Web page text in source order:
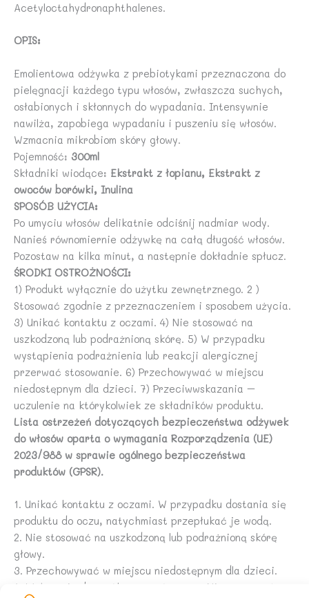
Acetyloctahydronaphthalenes.
OPIS:
Emolientowa odżywka z prebiotykami przeznaczona do
pielęgnacji każdego typu włosów, zwłaszcza suchych,
osłabionych i skłonnych do wypadania. Intensywnie
nawilża, zapobiega wypadaniu i puszeniu się włosów.
Wzmacnia mikrobiom skóry głowy.
Pojemność: 300ml
Składniki wiodące: Ekstrakt z łopianu, Ekstrakt z
owoców borówki, Inulina
SPOSÓB UŻYCIA:
Po umyciu włosów delikatnie odciśnij nadmiar wody.
Nanieś równomiernie odżywkę na całą długość włosów.
Pozostaw na kilka minut, a następnie dokładnie spłucz.
ŚRODKI OSTROŻNOŚCI:
1) Produkt wyłącznie do użytku zewnętrznego. 2 )
Stosować zgodnie z przeznaczeniem i sposobem użycia.
3) Unikać kontaktu z oczami. 4) Nie stosować na
uszkodzoną lub podrażnioną skórę. 5) W przypadku
wystąpienia podrażnienia lub reakcji alergicznej
przerwać stosowanie. 6) Przechowywać w miejscu
niedostępnym dla dzieci. 7) Przeciwwskazania –
uczulenie na którykolwiek ze składników produktu.
Lista ostrzeżeń dotyczących bezpieczeństwa odżywek
do włosów oparta o wymagania Rozporządzenia (UE)
2023/988 w sprawie ogólnego bezpieczeństwa
produktów (GPSR).
1. Unikać kontaktu z oczami. W przypadku dostania się
produktu do oczu, natychmiast przepłukać je wodą.
2. Nie stosować na uszkodzoną lub podrażnioną skórę
głowy.
3. Przechowywać w miejscu niedostępnym dla dzieci.
4. Wyłącznie do użytku zewnętrznego. Nie spożywać.